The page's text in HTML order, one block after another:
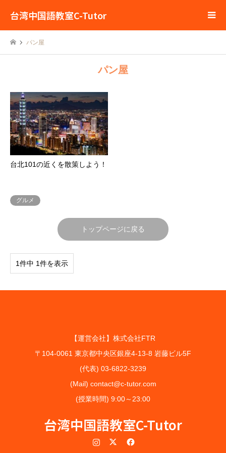
台湾中国語教室C-Tutor
パン屋
パン屋
台北101の近くを散策しよう！
グルメ
トップページに戻る
1件中 1件を表示
【運営会社】株式会社FTR
〒104-0061 東京都中央区銀座4-13-8 岩藤ビル5F
(代表) 03-6822-3239
(Mail) contact@c-tutor.com
(授業時間) 9:00～23:00
台湾中国語教室C-Tutor